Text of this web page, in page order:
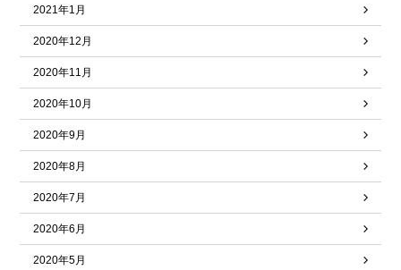
2021年1月
2020年12月
2020年11月
2020年10月
2020年9月
2020年8月
2020年7月
2020年6月
2020年5月